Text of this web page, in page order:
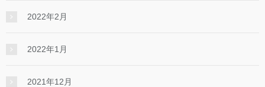
2022年2月
2022年1月
2021年12月